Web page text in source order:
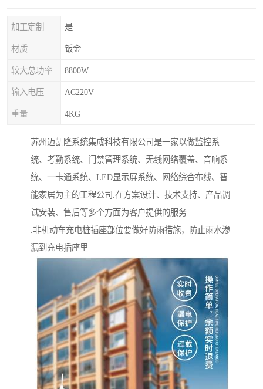
加工定制 是
材质 钣金
较大总功率 8800W
输入电压 AC220V
重量 4KG
苏州迈凯隆系统集成科技有限公司是一家以做监控系
统、考勤系统、门禁管理系统、无线网络覆盖、音响系
统、一卡通系统、LED显示屏系统、网络综合布线、智
能家居为主的工程公司.在方案设计、技术支持、产品调
试安装、售后等多个方面为客户提供的服务
.非机动车充电桩插座部位要做好防雨措施，防止雨水渗
漏到充电插座里